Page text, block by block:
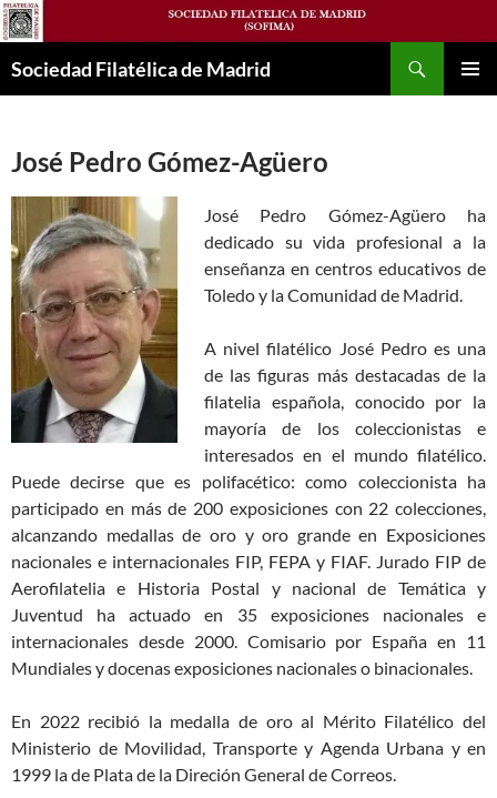
Saltar
al
contenido
Sociedad Filatélica de Madrid
José Pedro Gómez-Agüero
José Pedro Gómez-Agüero ha
dedicado su vida profesional a la
enseñanza en centros educativos de
Toledo y la Comunidad de Madrid.
A nivel filatélico José Pedro es una
de las figuras más destacadas de la
filatelia española, conocido por la
mayoría de los coleccionistas e
interesados en el mundo filatélico.
Puede decirse que es polifacético: como coleccionista ha
participado en más de 200 exposiciones con 22 colecciones,
alcanzando medallas de oro y oro grande en Exposiciones
nacionales e internacionales FIP, FEPA y FIAF. Jurado FIP de
Aerofilatelia e Historia Postal y nacional de Temática y
Juventud ha actuado en 35 exposiciones nacionales e
internacionales desde 2000. Comisario por España en 11
Mundiales y docenas exposiciones nacionales o binacionales.
En 2022 recibió la medalla de oro al Mérito Filatélico del
Ministerio de Movilidad, Transporte y Agenda Urbana y en
1999 la de Plata de la Direción General de Correos.